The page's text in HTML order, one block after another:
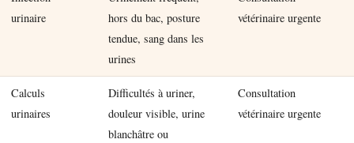
urinaire
hors du bac, posture
tendue, sang dans les
urines
vétérinaire urgente
Calculs
urinaires
Difficultés à uriner,
douleur visible, urine
blanchâtre ou
Consultation
vétérinaire urgente